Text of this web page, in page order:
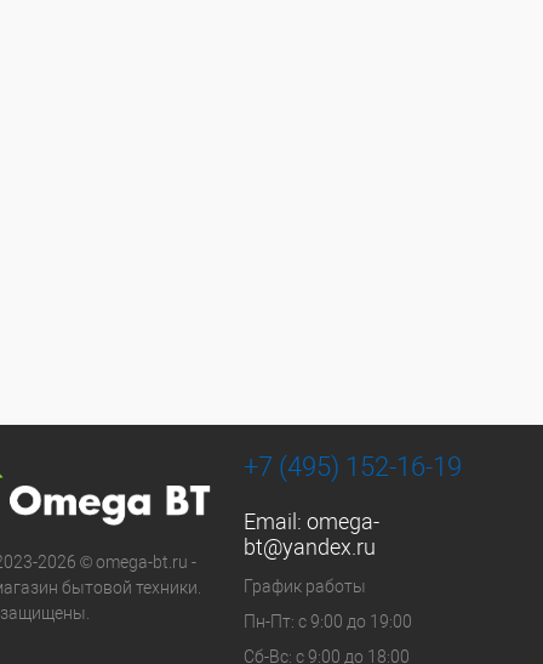
2026 © omega-bt.ru -
бытовой техники.
+7 (495) 152-16-19
Email: omega-
bt@yandex.ru
График работы
Пн-Пт: с 9:00 до 19:00
Сб-Вс: с 9:00 до 18:00